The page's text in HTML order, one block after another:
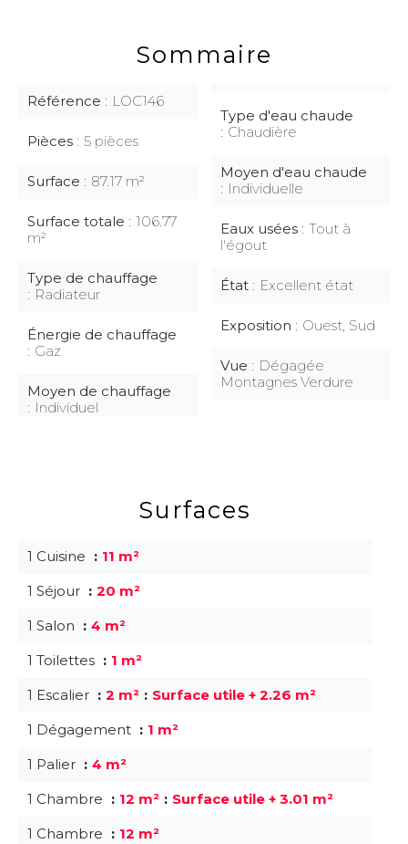
Sommaire
Référence LOC146
Pièces 5 pièces
Surface 87.17 m²
Surface totale
106.77
m²
Type de chauffage
Radiateur
Énergie de chauffage
Gaz
Moyen de chauffage
Individuel
Type d'eau chaude
Chaudière
Moyen d'eau chaude
Individuelle
Eaux usées
Tout à
l'égout
État Excellent état
Exposition Ouest, Sud
Vue
Dégagée
Montagnes Verdure
Surfaces
1 Cuisine
11 m²
1 Séjour
20 m²
1 Salon
4 m²
1 Toilettes
1 m²
1 Escalier
2 m²
Surface utile + 2.26 m²
1 Dégagement
1 m²
1 Palier
4 m²
1 Chambre
12 m²
Surface utile + 3.01 m²
1 Chambre
12 m²